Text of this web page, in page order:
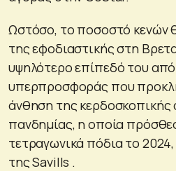
Ωστόσο, το ποσοστό κενών
της εφοδιαστικής στη
υψηλότερο επίπεδό του
υπερπροσφοράς που
άνθηση της
πανδημίας, η οποία
τετραγωνικά πόδια το
της Savills .